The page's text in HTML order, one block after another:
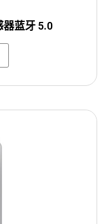
器蓝牙 5.0